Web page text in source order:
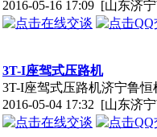
2016-05-16 17:09 [山东济
3T-I座驾式压路机
3T-I座驾式压路机济宁鲁
2016-05-04 17:32 [山东济